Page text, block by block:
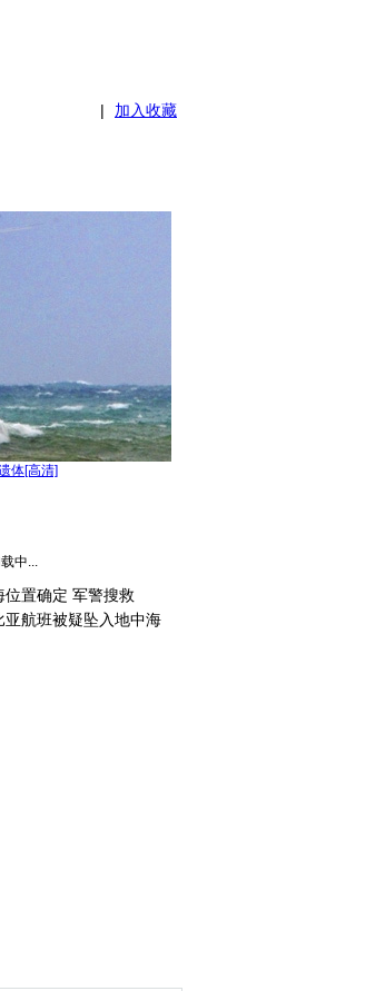
| 加入收藏
体[高清]
中...
置确定 军警搜救
航班被疑坠入地中海